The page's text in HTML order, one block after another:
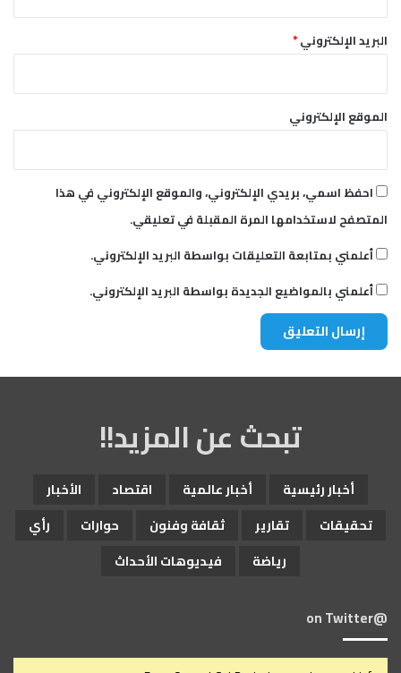
البريد الإلكتروني*
الموقع الإلكتروني
احفظ اسمي، بريدي الإلكتروني، والموقع الإلكتروني في هذا
المتصفح لاستخدامها المرة المقبلة في تعليقي.
أعلمني بمتابعة التعليقات بواسطة البريد الإلكتروني.
أعلمني بالمواضيع الجديدة بواسطة البريد الإلكتروني.
تبحث عن المزيد!!
أخبار رئيسية أخبار عالمية اقتصاد
الأخبار
تحقيقات
تقارير ثقافة وفنون حوارات
رأي
رياضة
فيديوهات الأحداث
@on Twitter